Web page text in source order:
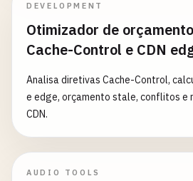
medicamentos/álcool até 2 por par);
moderado, ≥3 alto
suspender). Fontes: Pisters 2010
ACC/AHA/ACCP/HRS. INR lábil
varfarina; menor poder preditivo com
médico.
DEVELOPMENT
Otimizador de
Cache-Control e CDN
Analisa diretivas Cache-Control,
e edge, orçamento stale, conflitos e
CDN.
AUDIO TOOLS